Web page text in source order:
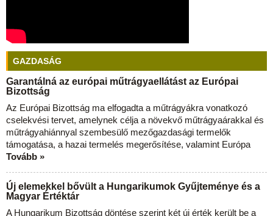
GAZDASÁG
Garantálná az európai műtrágyaellátást az Európai
Bizottság
Az Európai Bizottság ma elfogadta a műtrágyákra vonatkozó
cselekvési tervet, amelynek célja a növekvő műtrágyaárakkal és
műtrágyahiánnyal szembesülő mezőgazdasági termelők
támogatása, a hazai termelés megerősítése, valamint Európa
Tovább »
Új elemekkel bővült a Hungarikumok Gyűjteménye és a
Magyar Értéktár
A Hungarikum Bizottság döntése szerint két új érték került be a